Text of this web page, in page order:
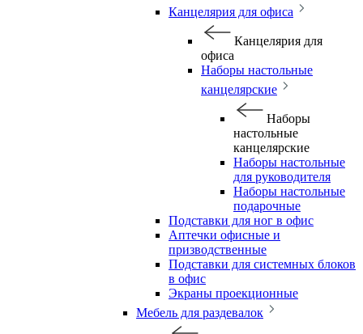
Канцелярия для офиса
Канцелярия для
офиса
Наборы настольные
канцелярские
Наборы
настольные
канцелярские
Наборы настольные
для руководителя
Наборы настольные
подарочные
Подставки для ног в офис
Аптечки офисные и
призводственные
Подставки для системных блоков
в офис
Экраны проекционные
Мебель для раздевалок